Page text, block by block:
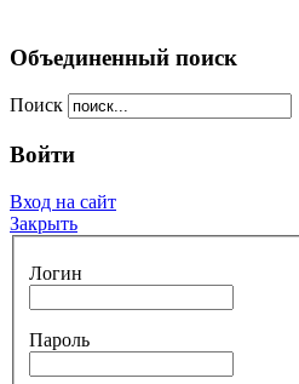
Объединенный поиск
Поиск
Войти
Вход на сайт
Закрыть
Логин
Пароль